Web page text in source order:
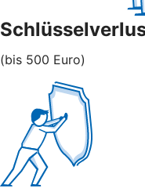
(bis 500 Euro)